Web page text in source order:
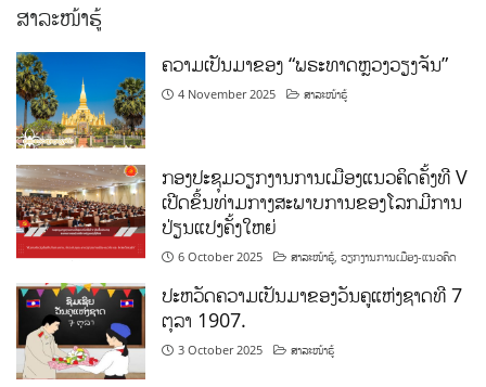
ສາລະໜ້າຮູ້
ຄວາມເປັນມາຂອງ “ພຣະທາດຫຼວງວຽງຈັນ”
4 November 2025 ສາລະໜ້າຮູ້
ກອງປະຊຸມວຽກງານການເມືອງແນວຄິດຄັ້ງທີ V
ເປີດຂຶ້ນທ່າມກາງສະພາບການຂອງໂລກມີການ
ປ່ຽນແປງຄັ້ງໃຫຍ່
6 October 2025 ສາລະໜ້າຮູ້,ວຽກງານການເມືອງ-ແນວຄິດ
ປະຫວັດຄວາມເປັນມາຂອງວັນຄູແຫ່ງຊາດທີ 7
ຕຸລາ 1907.
3 October 2025 ສາລະໜ້າຮູ້